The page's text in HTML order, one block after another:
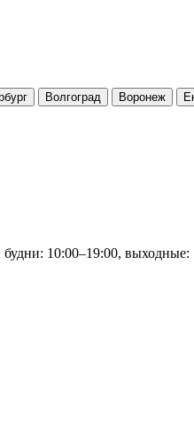
Волгоград Воронеж
будни: 10:00–19:00,